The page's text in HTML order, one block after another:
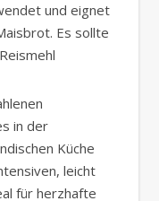
und eignet
Es sollte
in der
Küche
leicht
für herzhafte